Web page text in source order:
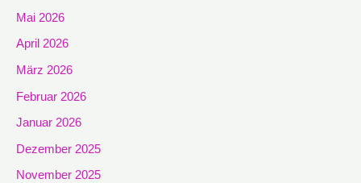
Mai 2026
April 2026
März 2026
Februar 2026
Januar 2026
Dezember 2025
November 2025